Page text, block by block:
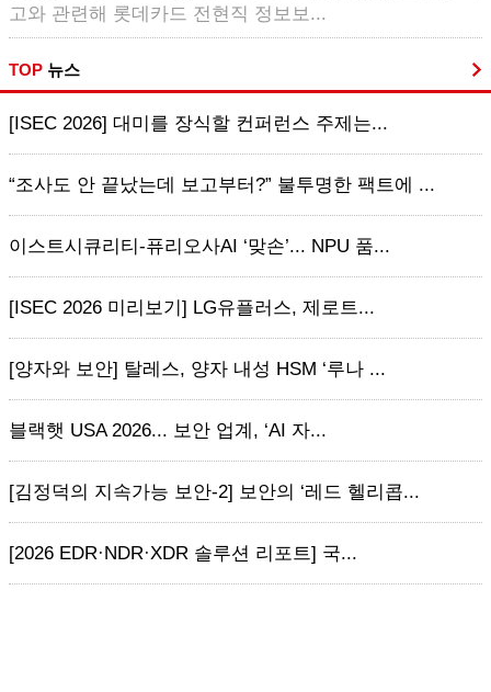
고와 관련해 롯데카드 전현직 정보보...
TOP 뉴스
[ISEC 2026] 대미를 장식할 컨퍼런스 주제는...
“조사도 안 끝났는데 보고부터?” 불투명한 팩트에 ...
이스트시큐리티-퓨리오사AI ‘맞손’... NPU 품...
[ISEC 2026 미리보기] LG유플러스, 제로트...
[양자와 보안] 탈레스, 양자 내성 HSM ‘루나 ...
블랙햇 USA 2026... 보안 업계, ‘AI 자...
[김정덕의 지속가능 보안-2] 보안의 ‘레드 헬리콥...
[2026 EDR·NDR·XDR 솔루션 리포트] 국...